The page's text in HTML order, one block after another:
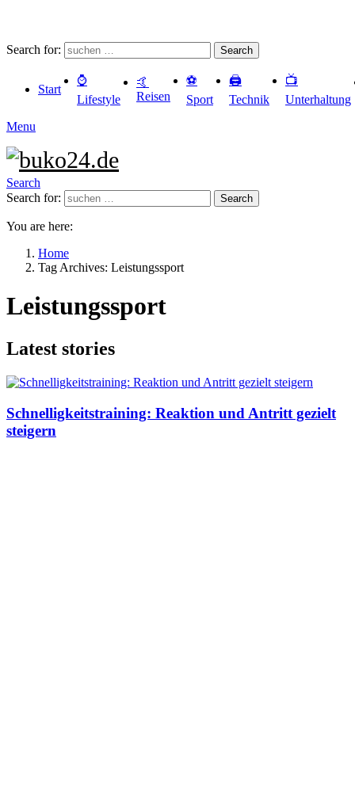
Search for: Search
Start
⌚️
Lifestyle
🤙
Reisen
⚽️
Sport
🖨️
Technik
📺
Unterhaltung
Menu
Search
Search for:
Search
You are here:
Home
Tag Archives: Leistungssport
Leistungssport
Latest stories
Schnelligkeitstraining: Reaktion und Antritt gezielt
steigern